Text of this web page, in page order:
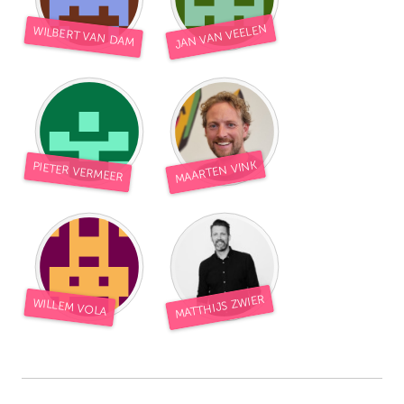
WILBERT VAN DAM JAN VAN VEELEN
PIETER VERMEER MAARTEN VINK
WILLEM VOLA MATTHIJS ZWIER